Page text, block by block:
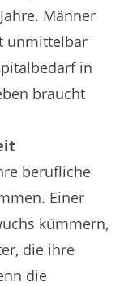
Männer
unmittelbar
in
braucht
berufliche
Einer
kümmern,
die ihre
die